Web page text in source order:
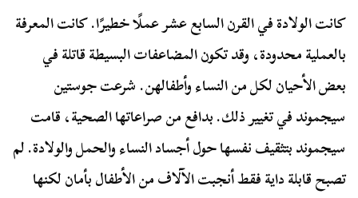
كانت الولادة في القرن السابع عشر عملًا خطيرًا. كانت المعرفة
بالعملية محدودة، وقد تكون المضاعفات البسيطة قاتلة في
بعض الأحيان لكل من النساء وأطفالهن. شرعت جوستين
سيجموند في تغيير ذلك. بدافع من صراعاتها الصحية، قامت
سيجموند بتثقيف نفسها حول أجساد النساء والحمل والولادة. لم
تصبح قابلة داية فقط أنجبت الآلاف من الأطفال بأمان لكنها